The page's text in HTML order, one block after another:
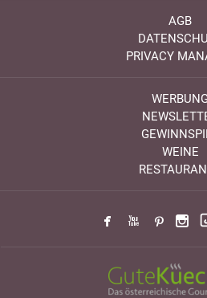
AGB
PRIVACY
WERBUNG
WEINE